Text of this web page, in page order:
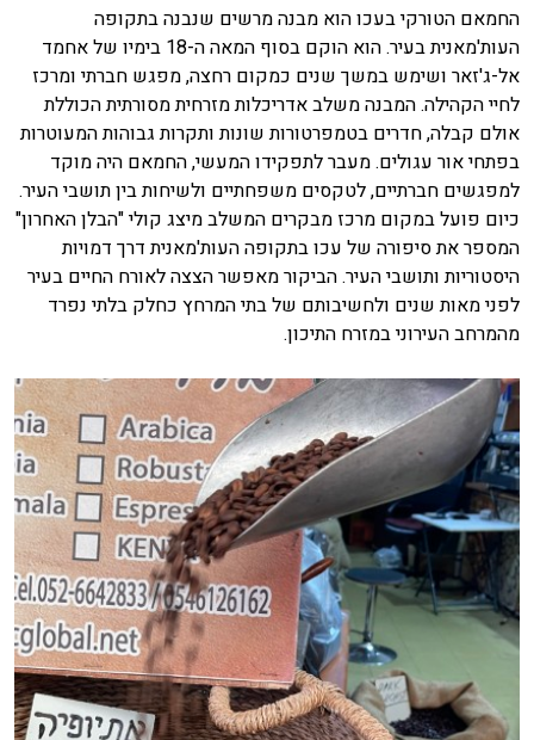
החמאם הטורקי בעכו הוא מבנה מרשים שנבנה בתקופה
העות'מאנית בעיר. הוא הוקם בסוף המאה ה-18 בימיו של אחמד
אל-ג'זאר ושימש במשך שנים כמקום רחצה, מפגש חברתי ומרכז
לחיי הקהילה. המבנה משלב אדריכלות מזרחית מסורתית הכוללת
אולם קבלה, חדרים בטמפרטורות שונות ותקרות גבוהות המעוטרות
בפתחי אור עגולים. מעבר לתפקידו המעשי, החמאם היה מוקד
למפגשים חברתיים, לטקסים משפחתיים ולשיחות בין תושבי העיר.
כיום פועל במקום מרכז מבקרים המשלב מיצג קולי "הבלן האחרון"
המספר את סיפורה של עכו בתקופה העות'מאנית דרך דמויות
היסטוריות ותושבי העיר. הביקור מאפשר הצצה לאורח החיים בעיר
לפני מאות שנים ולחשיבותם של בתי המרחץ כחלק בלתי נפרד
מהמרחב העירוני במזרח התיכון.